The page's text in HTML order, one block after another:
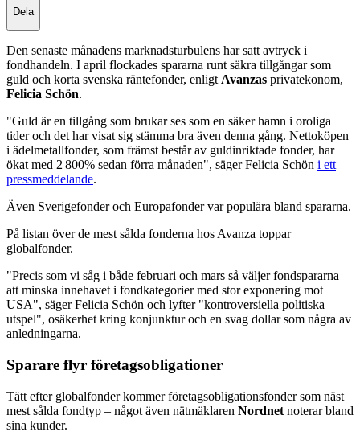
Dela
Den senaste månadens marknadsturbulens har satt avtryck i
fondhandeln. I april flockades spararna runt säkra tillgångar som
guld och korta svenska räntefonder, enligt Avanzas privatekonom,
Felicia Schön.
"Guld är en tillgång som brukar ses som en säker hamn i oroliga
tider och det har visat sig stämma bra även denna gång. Nettoköpen
i ädelmetallfonder, som främst består av guldinriktade fonder, har
ökat med 2 800% sedan förra månaden", säger Felicia Schön i ett
pressmeddelande.
Även Sverigefonder och Europafonder var populära bland spararna.
På listan över de mest sålda fonderna hos Avanza toppar
globalfonder.
"Precis som vi såg i både februari och mars så väljer fondspararna
att minska innehavet i fondkategorier med stor exponering mot
USA", säger Felicia Schön och lyfter "kontroversiella politiska
utspel", osäkerhet kring konjunktur och en svag dollar som några av
anledningarna.
Sparare flyr företagsobligationer
Tätt efter globalfonder kommer företagsobligationsfonder som näst
mest sålda fondtyp – något även nätmäklaren Nordnet noterar bland
sina kunder.